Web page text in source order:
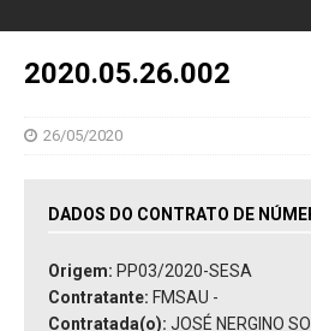
2020.05.26.002
26/05/2020
DADOS DO CONTRATO DE
Origem: PP03/2020-SESA
Contratante: FMSAU -
Contratada(o): JOSÉ NERGINO